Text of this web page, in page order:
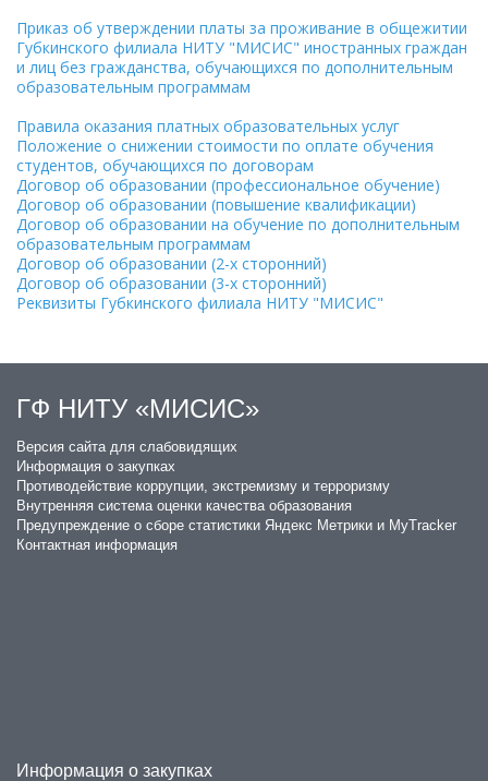
Приказ об утверждении платы за проживание в общежитии
Губкинского филиала НИТУ "МИСИС" иностранных граждан
и лиц без гражданства, обучающихся по дополнительным
образовательным программам
Правила оказания платных образовательных услуг
Положение о снижении стоимости по оплате обучения
студентов, обучающихся по договорам
Договор об образовании (профессиональное обучение)
Договор об образовании (повышение квалификации)
Договор об образовании на обучение по дополнительным
образовательным программам
Договор об образовании (2-х сторонний)
Договор об образовании (3-х сторонний)
Реквизиты Губкинского филиала НИТУ "МИСИС"
ГФ НИТУ «МИСИС»
​Версия сайта для слабовидящих
Информация о закупках
Противодействие коррупции, экстремизму и терроризму
Внутренняя система оценки качества образования
Предупреждение о сборе статистики Яндекс Метрики и MyTracker
Контактная информация
Информация о закупках